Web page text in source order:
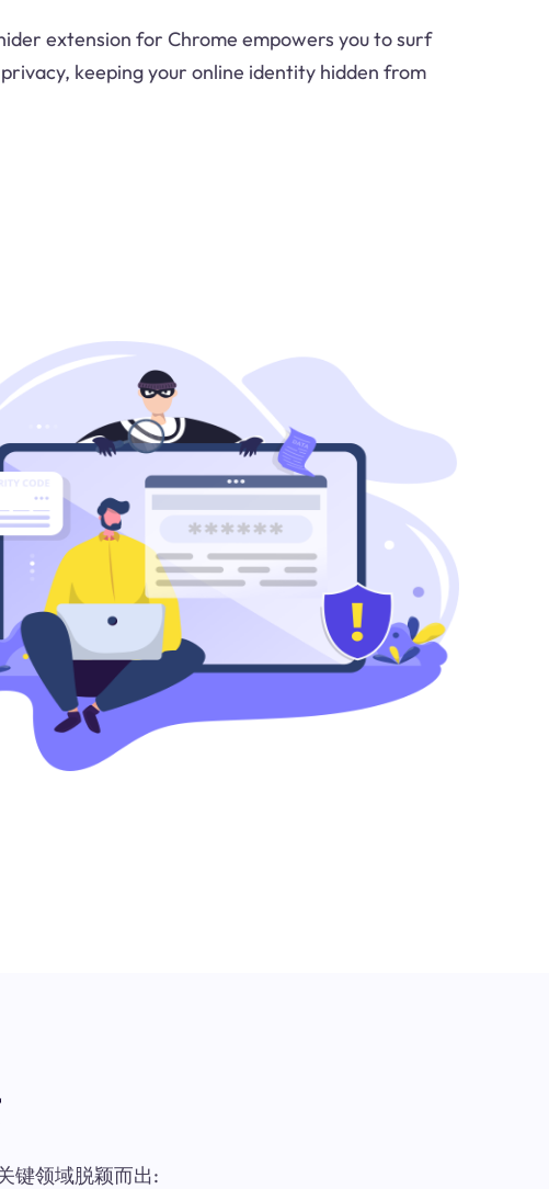
extension for Chrome empowers you to surf
keeping your online identity hidden from
键领域脱颖而出: